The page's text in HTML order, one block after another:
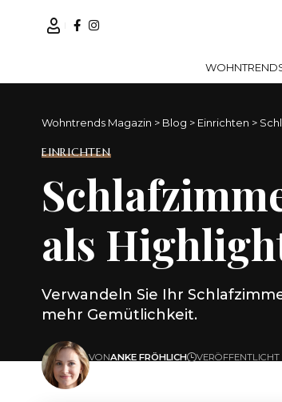
Wohntrends Magazin > Blog > Einrichten >
EINRICHTEN
als
Verwandeln Sie Ihr
mehr Gemütlichkeit.
ZULETZT AKTUALISIERT: 10/04/2024 09:00
VONANKE FRÖHLICH